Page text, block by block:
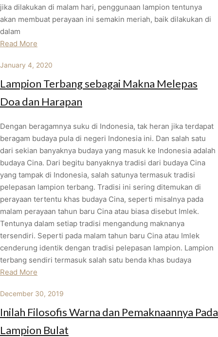
jika dilakukan di malam hari, penggunaan lampion tentunya
akan membuat perayaan ini semakin meriah, baik dilakukan di
dalam
Read More
January 4, 2020
Lampion Terbang sebagai Makna Melepas
Doa dan Harapan
Dengan beragamnya suku di Indonesia, tak heran jika terdapat
beragam budaya pula di negeri Indonesia ini. Dan salah satu
dari sekian banyaknya budaya yang masuk ke Indonesia adalah
budaya Cina. Dari begitu banyaknya tradisi dari budaya Cina
yang tampak di Indonesia, salah satunya termasuk tradisi
pelepasan lampion terbang. Tradisi ini sering ditemukan di
perayaan tertentu khas budaya Cina, seperti misalnya pada
malam perayaan tahun baru Cina atau biasa disebut Imlek.
Tentunya dalam setiap tradisi mengandung maknanya
tersendiri. Seperti pada malam tahun baru Cina atau Imlek
cenderung identik dengan tradisi pelepasan lampion. Lampion
terbang sendiri termasuk salah satu benda khas budaya
Read More
December 30, 2019
Inilah Filosofis Warna dan Pemaknaannya Pada
Lampion Bulat